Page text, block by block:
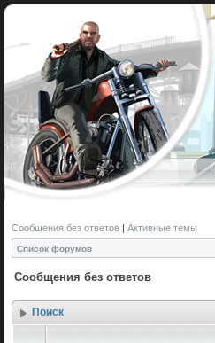
Сообщения без ответов | Активные темы
Список форумов
Сообщения без ответов
Поиск